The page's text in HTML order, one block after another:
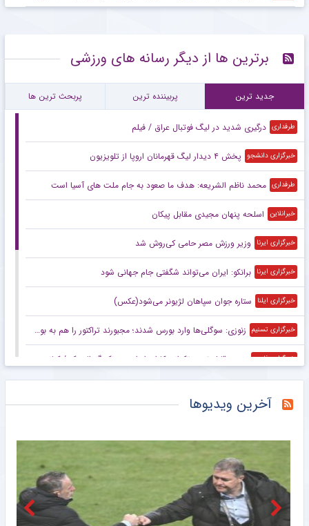
برترین ها از دیگر رسانه های ورزشی
جدید ترین پربیننده ترین پربحث ترین ها
طرفداری درگیری شدید در لیگ فوتبال عراق / فیلم
خبرگزاری دانشجو پخش ۴ دیدار لیگ قهرمانان اروپا از تلویزیون
طرفداری محمد ناظم الشریعه: هدف ما صعود به جام ملت های آسیا است
خبرانلاین اسلحه پنهان مجیدی مقابل پیکان
خبرگزاری ایرنا وزیر ورزش مصر حامی کی‌روش شد
خبرگزاری ایرنا برانکو: ایران می‌تواند شگفتی جام جهانی شود
خبرگزاری ایلنا ستاره جوان سپاهان لژیونر می‌شود(عکس)
خبرگزاری تسنیم زنوزی: سوگلی‌ها وارد بورس شدند؛ مجبورند تراکتور را هم به بورس ببرند/ بدهی‌های ما کمتر از ۲ میلیارد تومان است
خبرگزاری فارس صعود قابل توجه تکواندوکاران ایران در رنکینگ المپیکی/ کیانی و میرحسینی در جمع ۲۰ تکواندوکار برتر جهان
آخرین رتبه استقلال و پرسپولیس در جهان
خبرانلاین ببینید | کنایه حجت‌الاسلام برمایی به ماجرای راه ندادن بانوان به ورزشگاه امام رضا مشهد
طرفداری حضور دژاگه در تمرینات نساجی؛ زوج اشکان – مسعود شجاعی این بار در مازندران؟
آخرین ویدیوها